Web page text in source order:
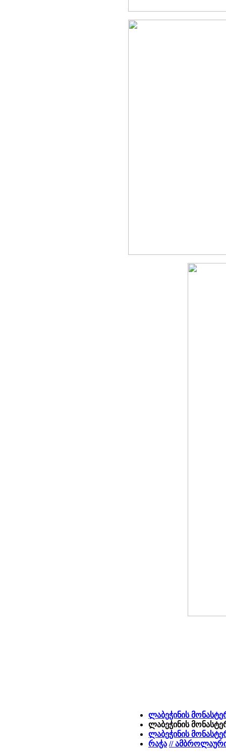
ლაბეჭინის
ლაბეჭინის
ლაბეჭინის
რაჭა //